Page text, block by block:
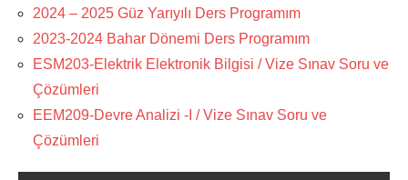
2024 – 2025 Güz Yarıyılı Ders Programım
2023-2024 Bahar Dönemi Ders Programım
ESM203-Elektrik Elektronik Bilgisi / Vize Sınav Soru ve
Çözümleri
EEM209-Devre Analizi -I / Vize Sınav Soru ve
Çözümleri